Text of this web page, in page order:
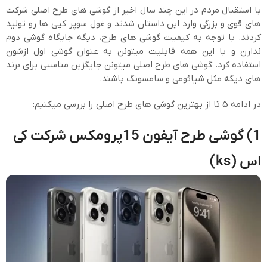
با استقبال مردم در این چند سال اخیر از گوشی های طرح اصلی شرکت
های قوی و بزرگی وارد این داستان شدند و غول سوپر کپی ها رو تولید
کردند. با توجه به کیفیت گوشی های طرح، دیگه جایگاه گوشی دوم
ندارن و با این همه قابلیت میتونن به عنوان گوشی اول ازشون
استفاده کرد. گوشی های طرح اصلی میتونن جایگزین مناسبی برای برند
های دیگه مثل شیائومی و سامسونگ باشند.
در ادامه 5 تا از بهترین گوشی های طرح اصلی را بررسی میکنیم:
1) گوشی طرح آیفون 15پرومکس شرکت کی
اس (ks)